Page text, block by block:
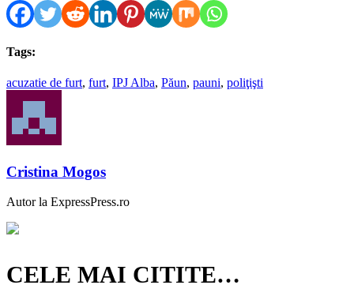
Tags:
acuzatie de furt, furt, IPJ Alba, Păun, pauni, poliţişti
Cristina Mogos
Autor la ExpressPress.ro
CELE MAI CITITE…